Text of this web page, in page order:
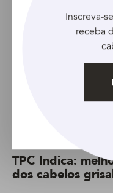
TPC Indica:
dos cabelos
Inscreva-
receba